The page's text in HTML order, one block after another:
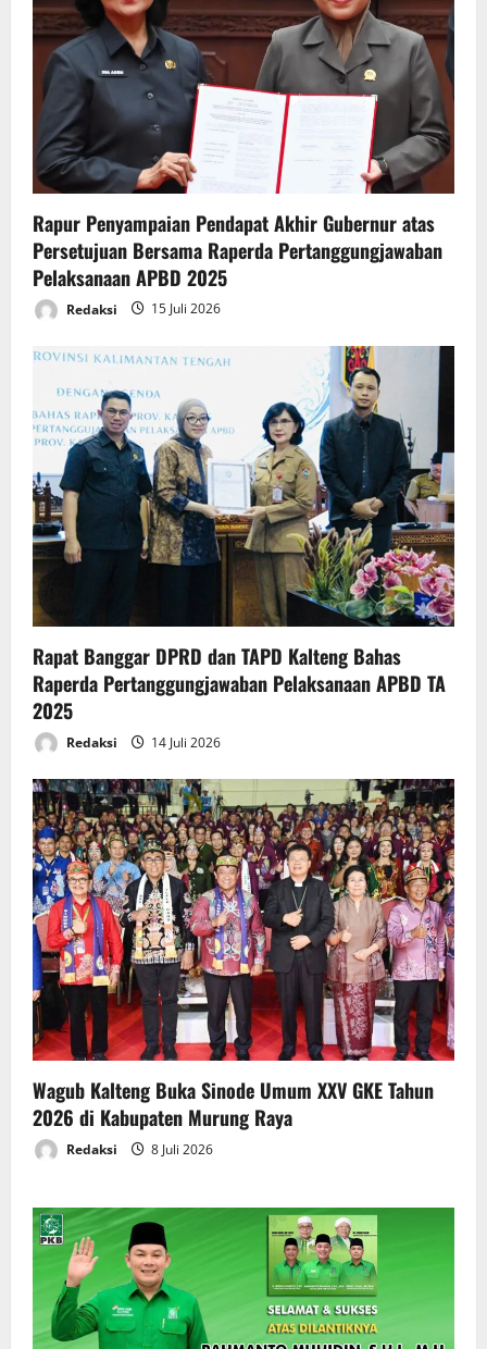
a
t
i
o
n
Rapur Penyampaian Pendapat Akhir Gubernur atas
Persetujuan Bersama Raperda Pertanggungjawaban
Pelaksanaan APBD 2025
Redaksi 15 Juli 2026
Rapat Banggar DPRD dan TAPD Kalteng Bahas
Raperda Pertanggungjawaban Pelaksanaan APBD TA
2025
Redaksi 14 Juli 2026
Wagub Kalteng Buka Sinode Umum XXV GKE Tahun
2026 di Kabupaten Murung Raya
Redaksi 8 Juli 2026